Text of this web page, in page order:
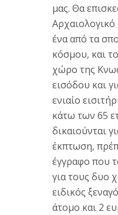
μας. Θα
ένα από τα
κόσμου, και
χώρο της
εισόδου και
ενιαίο
κάτω των 65
δικαιούνται
έκπτωση,
έγγραφο που
για τους δυο
ειδικός
άτομο και 2